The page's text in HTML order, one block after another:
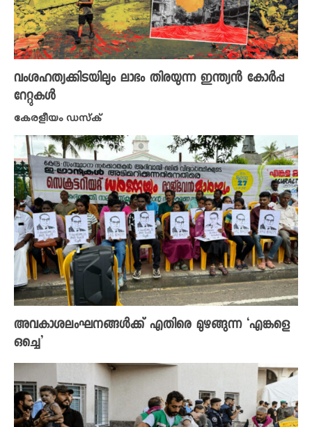
വംശഹത്യക്കിടയിലും ലാഭം തിരയുന്ന ഇന്ത്യൻ കോർപ്പ
റേറ്റുകൾ
കേരളീയം ഡസ്ക്
അവകാശലംഘനങ്ങൾക്ക് എതിരെ മുഴങ്ങുന്ന ‘എങ്കളെ
ഒച്ചെ’